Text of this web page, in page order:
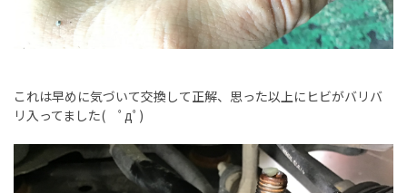
これは早めに気づいて交換して正解、思った以上にヒビがバリバ
リ入ってました( ﾟдﾟ)